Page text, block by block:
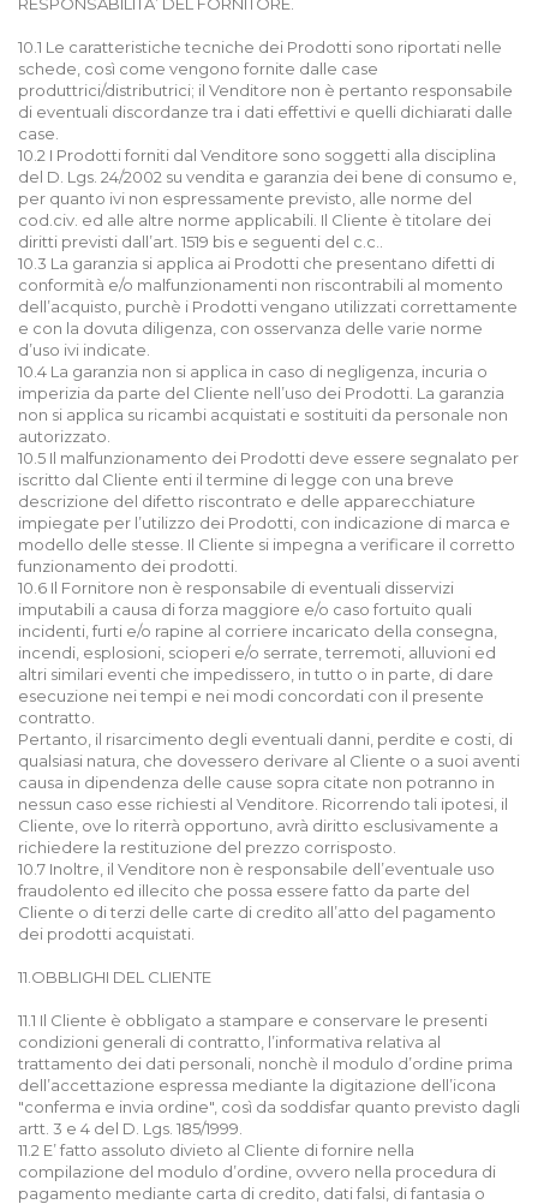
10.1 Le caratteristiche tecniche dei Prodotti sono riportati nelle
schede, così come vengono fornite dalle case
produttrici/distributrici; il Venditore non è pertanto responsabile
di eventuali discordanze tra i dati effettivi e quelli dichiarati dalle
case.
10.2 I Prodotti forniti dal Venditore sono soggetti alla disciplina
del D. Lgs. 24/2002 su vendita e garanzia dei bene di consumo e,
per quanto ivi non espressamente previsto, alle norme del
cod.civ. ed alle altre norme applicabili. Il Cliente è titolare dei
diritti previsti dall’art. 1519 bis e seguenti del c.c..
10.3 La garanzia si applica ai Prodotti che presentano difetti di
conformità e/o malfunzionamenti non riscontrabili al momento
dell’acquisto, purchè i Prodotti vengano utilizzati correttamente
e con la dovuta diligenza, con osservanza delle varie norme
d’uso ivi indicate.
10.4 La garanzia non si applica in caso di negligenza, incuria o
imperizia da parte del Cliente nell’uso dei Prodotti. La garanzia
non si applica su ricambi acquistati e sostituiti da personale non
autorizzato.
10.5 Il malfunzionamento dei Prodotti deve essere segnalato per
iscritto dal Cliente enti il termine di legge con una breve
descrizione del difetto riscontrato e delle apparecchiature
impiegate per l’utilizzo dei Prodotti, con indicazione di marca e
modello delle stesse. Il Cliente si impegna a verificare il corretto
funzionamento dei prodotti.
10.6 Il Fornitore non è responsabile di eventuali disservizi
imputabili a causa di forza maggiore e/o caso fortuito quali
incidenti, furti e/o rapine al corriere incaricato della consegna,
incendi, esplosioni, scioperi e/o serrate, terremoti, alluvioni ed
altri similari eventi che impedissero, in tutto o in parte, di dare
esecuzione nei tempi e nei modi concordati con il presente
contratto.
Pertanto, il risarcimento degli eventuali danni, perdite e costi, di
qualsiasi natura, che dovessero derivare al Cliente o a suoi aventi
causa in dipendenza delle cause sopra citate non potranno in
nessun caso esse richiesti al Venditore. Ricorrendo tali ipotesi, il
Cliente, ove lo riterrà opportuno, avrà diritto esclusivamente a
richiedere la restituzione del prezzo corrisposto.
10.7 Inoltre, il Venditore non è responsabile dell’eventuale uso
fraudolento ed illecito che possa essere fatto da parte del
Cliente o di terzi delle carte di credito all’atto del pagamento
dei prodotti acquistati.
11.OBBLIGHI DEL CLIENTE
11.1 Il Cliente è obbligato a stampare e conservare le presenti
condizioni generali di contratto, l’informativa relativa al
trattamento dei dati personali, nonchè il modulo d’ordine prima
dell’accettazione espressa mediante la digitazione dell’icona
"conferma e invia ordine", così da soddisfar quanto previsto dagli
artt. 3 e 4 del D. Lgs. 185/1999.
11.2 E’ fatto assoluto divieto al Cliente di fornire nella
compilazione del modulo d’ordine, ovvero nella procedura di
pagamento mediante carta di credito, dati falsi, di fantasia o